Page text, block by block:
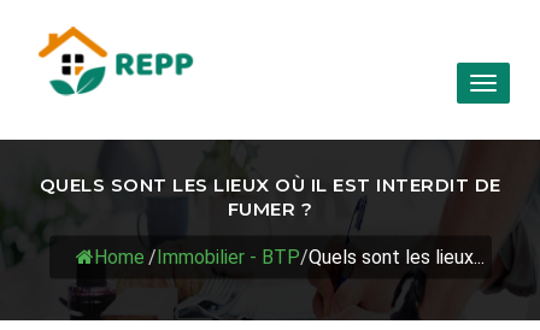
Toggle
QUELS SONT LES LIEUX OÙ IL EST INTERDIT DE
FUMER ?
Home /Immobilier - BTP/Quels sont les lieux...